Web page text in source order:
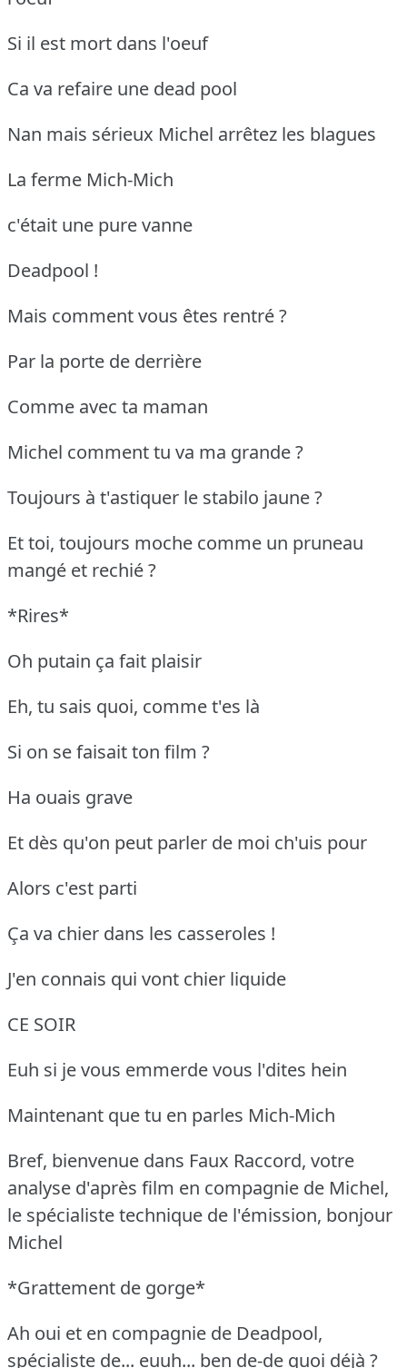
Si il est mort dans l'oeuf
Ca va refaire une dead pool
Nan mais sérieux Michel arrêtez les blagues
La ferme Mich-Mich
c'était une pure vanne
Deadpool !
Mais comment vous êtes rentré ?
Par la porte de derrière
Comme avec ta maman
Michel comment tu va ma grande ?
Toujours à t'astiquer le stabilo jaune ?
Et toi, toujours moche comme un pruneau
mangé et rechié ?
*Rires*
Oh putain ça fait plaisir
Eh, tu sais quoi, comme t'es là
Si on se faisait ton film ?
Ha ouais grave
Et dès qu'on peut parler de moi ch'uis pour
Alors c'est parti
Ça va chier dans les casseroles !
J'en connais qui vont chier liquide
CE SOIR
Euh si je vous emmerde vous l'dites hein
Maintenant que tu en parles Mich-Mich
Bref, bienvenue dans Faux Raccord, votre
analyse d'après film en compagnie de Michel,
le spécialiste technique de l'émission, bonjour
Michel
*Grattement de gorge*
Ah oui et en compagnie de Deadpool,
spécialiste de... euuh... ben de-de quoi déjà ?